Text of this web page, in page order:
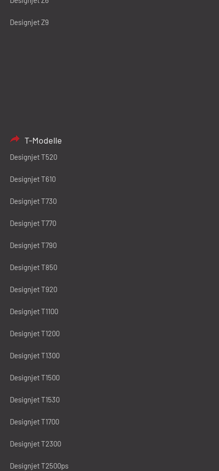
Designjet Z9
T-Modelle
Designjet T520
Designjet T610
Designjet T730
Designjet T770
Designjet T790
Designjet T850
Designjet T920
Designjet T1100
Designjet T1200
Designjet T1300
Designjet T1500
Designjet T1530
Designjet T1700
Designjet T2300
Designjet T2500ps